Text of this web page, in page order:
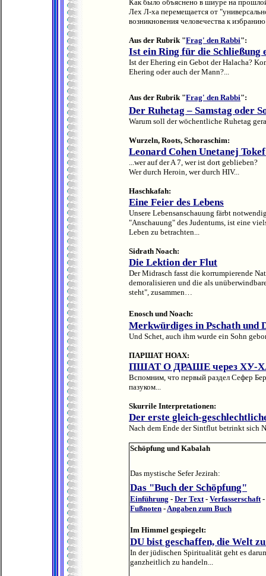
Как было объяснено в шиуре на
Лех Л-ха перемещается от
возникновения человечества к
Aus der Rubrik "Frag' den Rabbi":
Ist ein Ring für die Schließung
Ist der Ehering ein Gebot der Halacha?
Ehering oder auch der Mann?...
Aus der Rubrik "Frag' den Rabbi":
Der Ruhetag – Samstag oder
Warum soll der wöchentliche Ruhetag
Wurzeln, Roots, Schoraschim:
Leonard Cohen Unetanej
...wer auf der A 7, wer ist dort geblieben?
Wer durch Heroin, wer durch HIV...
Haschkafah:
Eine Feier des Lebens
Unsere Lebensanschauung färbt
"Anschauung" des Judentums, ist eine
Leben zu betrachten...
Sidrath Noach:
Die Lektion der Flut
Der Midrasch fasst die korrumpierende
demoralisieren und die als
steht", zusammen…
Enosch und Noach:
Merkwürdiges in Pschath und
Und Schet, auch ihm wurde ein Sohn
ПАРШАТ НОАХ:
ПШAT О ДРАШЕ через ХУ-
Вспомним, что первый раздел Сефер
пазуком...
Skurrile Interpretationen:
Der erste gleich-
Nach dem Ende der Sintflut betrinkt sich
Schöpfung und Kabalah
Das mystische Sefer Jezirah:
Das "Buch der Schöpfung"
Einführung - Der Text- Verfasserschaft-
Fußnoten -Angaben zum Buch
Im Himmel gespiegelt:
DU bist geschaffen, die Welt
In der jüdischen Spiritualität geht es
ganzheitlich zu handeln...